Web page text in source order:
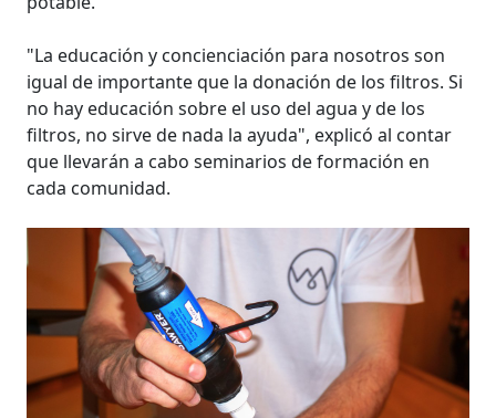
"La educación y concienciación para nosotros son
igual de importante que la donación de los filtros. Si
no hay educación sobre el uso del agua y de los
filtros, no sirve de nada la ayuda", explicó al contar
que llevarán a cabo seminarios de formación en
cada comunidad.